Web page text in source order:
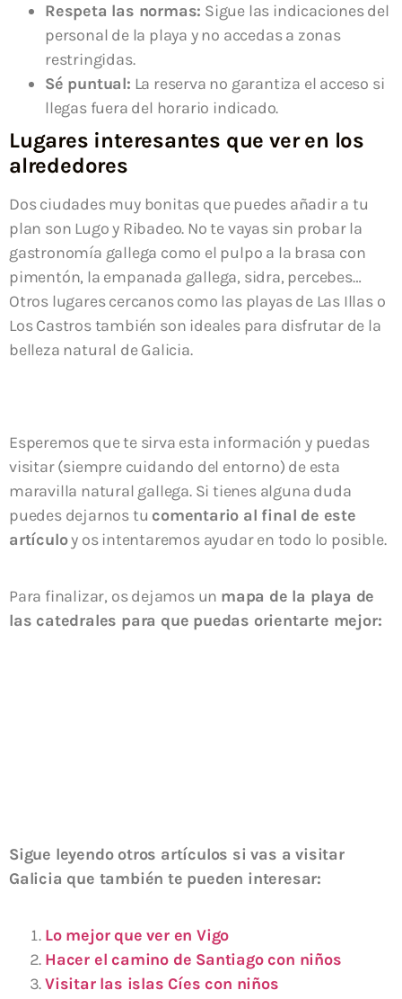
Respeta las normas: Sigue las indicaciones del
personal de la playa y no accedas a zonas
restringidas.
Sé puntual: La reserva no garantiza el acceso si
llegas fuera del horario indicado.
Lugares interesantes que ver en los
alrededores
Dos ciudades muy bonitas que puedes añadir a tu
plan son Lugo y Ribadeo. No te vayas sin probar la
gastronomía gallega como el pulpo a la brasa con
pimentón, la empanada gallega, sidra, percebes…
Otros lugares cercanos como las playas de Las Illas o
Los Castros también son ideales para disfrutar de la
belleza natural de Galicia.
Esperemos que te sirva esta información y puedas
visitar (siempre cuidando del entorno) de esta
maravilla natural gallega. Si tienes alguna duda
puedes dejarnos tu comentario al final de este
artículoy os intentaremos ayudar en todo lo posible.
Para finalizar, os dejamos un mapa de la playa de
las catedrales para que puedas orientarte mejor:
Sigue leyendo otros artículos si vas a visitar
Galicia que también te pueden interesar:
Lo mejor que ver en Vigo
Hacer el camino de Santiago con niños
Visitar las islas Cíes con niños